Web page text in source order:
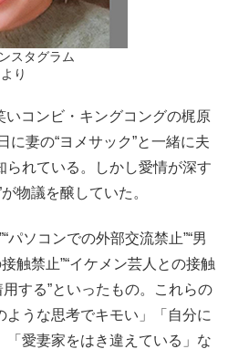
スタグラム
り
コンビ・キングコングの梶原
妻の“ヨメサック”と一緒に夫
れている。しかし愛情が深す
物議を醸していた。
ソコンでの外部交流禁止”“男
触禁止”“イケメン芸人との接触
用する”といったもの。これらの
うな思考でキモい」「自分に
「愛妻家をはき違えている」な